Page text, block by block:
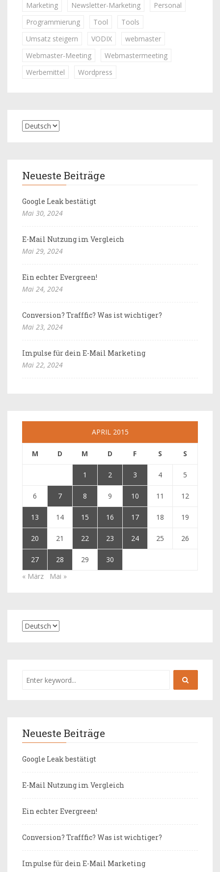
Marketing
Newsletter-Marketing
Personal
Programmierung
Tool
Tools
Umsatz steigern
VODIX
webmaster
Webmaster-Meeting
Webmastermeeting
Werbemittel
Wordpress
Neueste Beiträge
Google Leak bestätigt
Mai 30, 2024
E-Mail Nutzung im Vergleich
Mai 29, 2024
Ein echter Evergreen!
Mai 24, 2024
Conversion? Trafffic? Was ist wichtiger?
Mai 23, 2024
Impulse für dein E-Mail Marketing
Mai 22, 2024
APRIL 2015
M D M D F S S
1 2 3 4 5
6 7 8 9 10 11 12
13 14 15 16 17 18 19
20 21 22 23 24 25 26
27 28 29
30
« März
Mai »
Neueste Beiträge
Google Leak bestätigt
E-Mail Nutzung im Vergleich
Ein echter Evergreen!
Conversion? Trafffic? Was ist wichtiger?
Impulse für dein E-Mail Marketing